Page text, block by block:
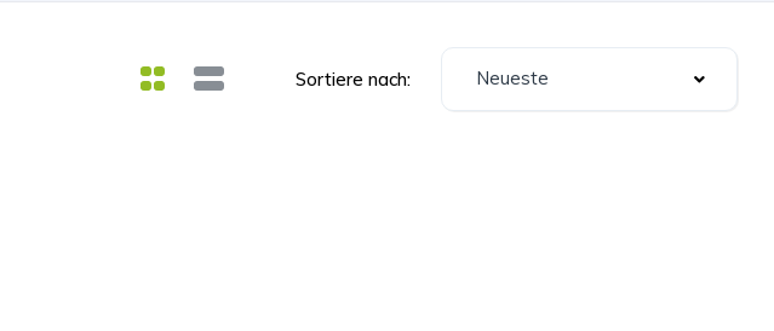
Sortiere nach: Neueste